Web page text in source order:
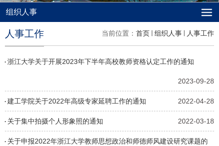
组织人事
当前位置： 首页 组织人事 人事工作
人事工作
浙江大学关于开展2023年下半年高校教师资格认定工作的通知
2023-09-28
建工学院关于2022年高级专家延聘工作的通知 2022-04-28
关于集中拍摄个人形象照的通知 2022-03-18
关于申报2022年浙江大学教师思想政治和师德师风建设研究课题的